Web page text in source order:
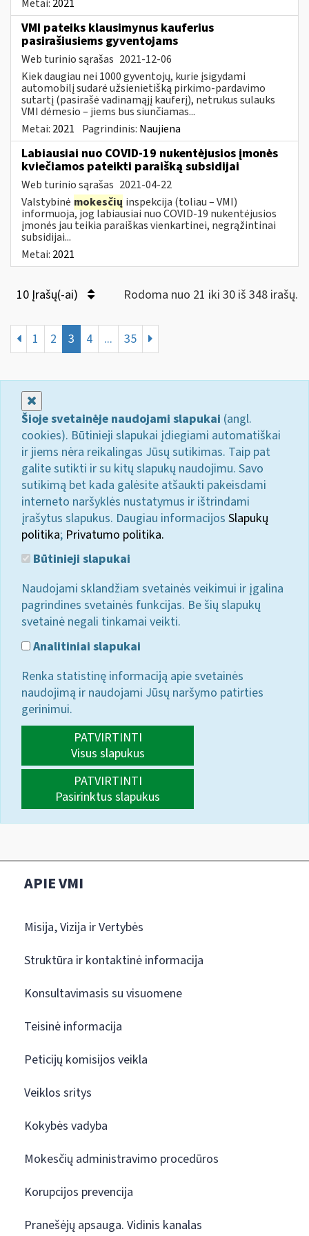
Metai: 2021
VMI pateiks klausimynus kauferius
pasirašiusiems gyventojams
Web turinio sąrašas 2021-12-06
Kiek daugiau nei 1000 gyventojų, kurie įsigydami
automobilį sudarė užsienietišką pirkimo-pardavimo
sutartį (pasirašė vadinamąjį kauferį), netrukus sulauks
VMI dėmesio – jiems bus siunčiamas...
Metai: 2021 Pagrindinis: Naujiena
Labiausiai nuo COVID-19 nukentėjusios įmonės
kviečiamos pateikti paraišką subsidijai
Web turinio sąrašas 2021-04-22
Valstybinė mokesčių inspekcija (toliau – VMI)
informuoja, jog labiausiai nuo COVID-19 nukentėjusios
įmonės jau teikia paraiškas vienkartinei, negrąžintinai
subsidijai...
Metai: 2021
10 Įrašų(-ai) Rodoma nuo 21 iki 30 iš 348 irašų.
1 2 3 4 ... 35
Šioje svetainėje naudojami slapukai (angl.
cookies). Būtinieji slapukai įdiegiami automatiškai
ir jiems nėra reikalingas Jūsų sutikimas. Taip pat
galite sutikti ir su kitų slapukų naudojimu. Savo
sutikimą bet kada galėsite atšaukti pakeisdami
interneto naršyklės nustatymus ir ištrindami
įrašytus slapukus. Daugiau informacijos Slapukų
politika; Privatumo politika.
Būtinieji slapukai
Naudojami sklandžiam svetainės veikimui ir įgalina
pagrindines svetainės funkcijas. Be šių slapukų
svetainė negali tinkamai veikti.
Analitiniai slapukai
Renka statistinę informaciją apie svetainės
naudojimą ir naudojami Jūsų naršymo patirties
gerinimui.
PATVIRTINTI
Visus slapukus
PATVIRTINTI
Pasirinktus slapukus
APIE VMI
Misija, Vizija ir Vertybės
Struktūra ir kontaktinė informacija
Konsultavimasis su visuomene
Teisinė informacija
Peticijų komisijos veikla
Veiklos sritys
Kokybės vadyba
Mokesčių administravimo procedūros
Korupcijos prevencija
Pranešėjų apsauga. Vidinis kanalas